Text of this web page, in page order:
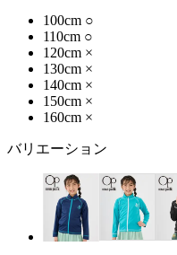
100cm ○
110cm ○
120cm ×
130cm ×
140cm ×
150cm ×
160cm ×
バリエーション